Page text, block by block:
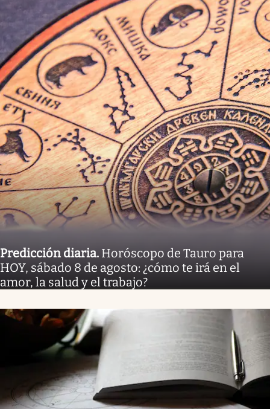
Predicción diaria. Horóscopo de Tauro para
HOY, sábado 8 de agosto: ¿cómo te irá en el
amor, la salud y el trabajo?